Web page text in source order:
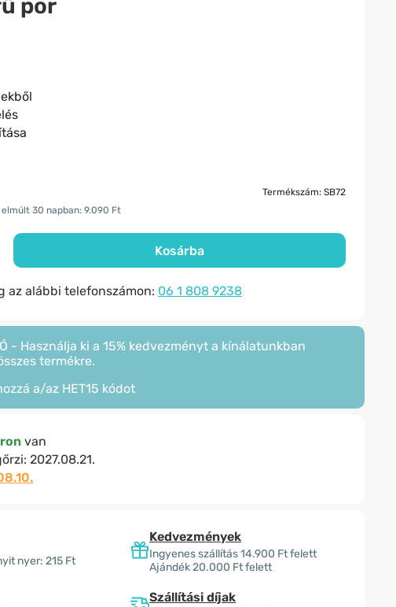
por
Termékszám: SB72
30 napban: 9.090 Ft
Kosárba
az alábbi telefonszámon: 06 1 808 9238
- Használja ki a 15% kedvezményt a kínálatunkban
termékre.
a/az HET15 kódot
van
2027.08.21.
nyer: 215 Ft
Kedvezmények
Ingyenes szállítás 14.900 Ft felett
Ajándék 20.000 Ft felett
Szállítási díjak